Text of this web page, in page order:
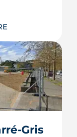
les
sous
et de
des
Gris